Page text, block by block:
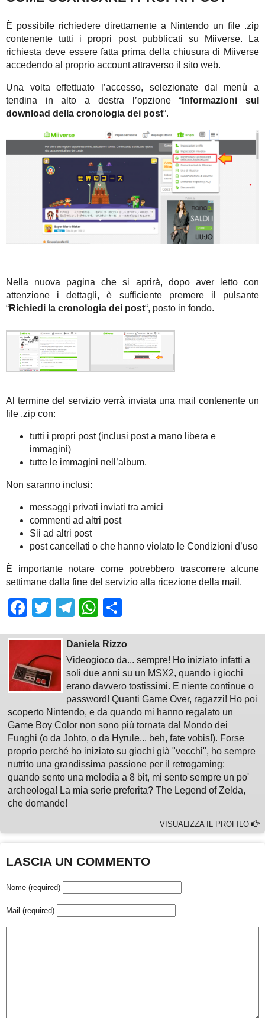
È possibile richiedere direttamente a Nintendo un file .zip
contenente tutti i propri post pubblicati su Miiverse. La
richiesta deve essere fatta prima della chiusura di Miiverse
accedendo al proprio account attraverso il sito web.
Una volta effettuato l’accesso, selezionate dal menù a
tendina in alto a destra l’opzione “ Informazioni sul
download della cronologia dei post“.
Nella nuova pagina che si aprirà, dopo aver letto con
attenzione i dettagli, è sufficiente premere il pulsante
“Richiedi la cronologia dei post“, posto in fondo.
Al termine del servizio verrà inviata una mail contenente un
file .zip con:
tutti i propri post (inclusi post a mano libera e
immagini)
tutte le immagini nell’album.
Non saranno inclusi:
messaggi privati inviati tra amici
commenti ad altri post
Sii ad altri post
post cancellati o che hanno violato le Condizioni d’uso
È importante notare come potrebbero trascorrere alcune
settimane dalla fine del servizio alla ricezione della mail.
Facebook
TwitterTelegram
WhatsApp
Daniela Rizzo
Videogioco da... sempre! Ho iniziato infatti a
soli due anni su un MSX2, quando i giochi
erano davvero tostissimi. E niente continue o
password! Quanti Game Over, ragazzi! Ho poi
scoperto Nintendo, e da quando mi hanno regalato un
Game Boy Color non sono più tornata dal Mondo dei
Funghi (o da Johto, o da Hyrule... beh, fate vobis!). Forse
proprio perché ho iniziato su giochi già "vecchi", ho sempre
nutrito una grandissima passione per il retrogaming:
quando sento una melodia a 8 bit, mi sento sempre un po'
archeologa! La mia serie preferita? The Legend of Zelda,
che domande!
VISUALIZZA IL PROFILO
LASCIA UN COMMENTO
Nome (required)
Mail (required)